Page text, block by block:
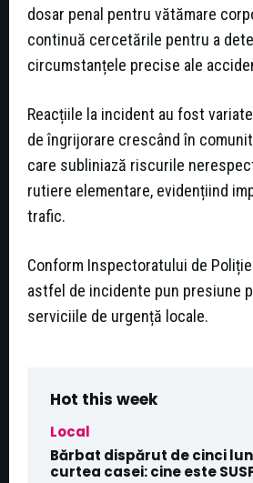
dosar penal pentru vătămare
continuă cercetările pentru a
circumstanțele precise ale
Reacțiile la incident au fost
de îngrijorare crescând în
care subliniază riscurile
rutiere elementare, evidențiind
trafic.
Conform Inspectoratului de
astfel de incidente pun presiune
serviciile de urgență locale.
Hot this week
Local
Bărbat dispărut de cinci
curtea casei: cine este